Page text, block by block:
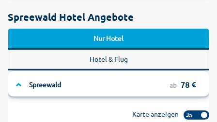
Spreewald Hotel Angebote
Nur Hotel
Hotel & Flug
Spreewald ab 78
Karte anzeigen Ja